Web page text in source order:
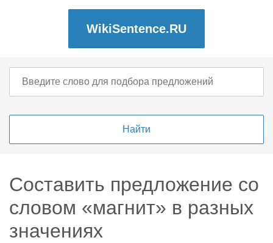
WikiSentence.RU
Составить предложение со
словом «магнит» в разных
значениях